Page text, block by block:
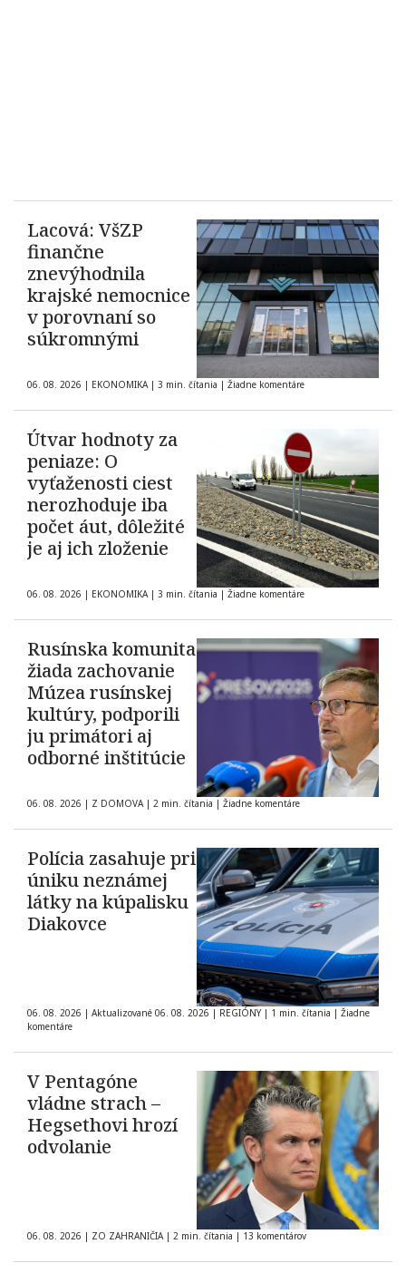
Lacová: VšZP
finančne
znevýhodnila
krajské nemocnice
v porovnaní so
súkromnými
06. 08. 2026 | EKONOMIKA | 3 min. čítania | Žiadne komentáre
Útvar hodnoty za
peniaze: O
vyťaženosti ciest
nerozhoduje iba
počet áut, dôležité
je aj ich zloženie
06. 08. 2026 | EKONOMIKA | 3 min. čítania | Žiadne komentáre
Rusínska komunita
žiada zachovanie
Múzea rusínskej
kultúry, podporili
ju primátori aj
odborné inštitúcie
06. 08. 2026 | Z DOMOVA | 2 min. čítania | Žiadne komentáre
Polícia zasahuje pri
úniku neznámej
látky na kúpalisku
Diakovce
06. 08. 2026 | Aktualizované 06. 08. 2026 | REGIÓNY | 1 min. čítania | Žiadne
komentáre
V Pentagóne
vládne strach –
Hegsethovi hrozí
odvolanie
06. 08. 2026 | ZO ZAHRANIČIA | 2 min. čítania | 13 komentárov